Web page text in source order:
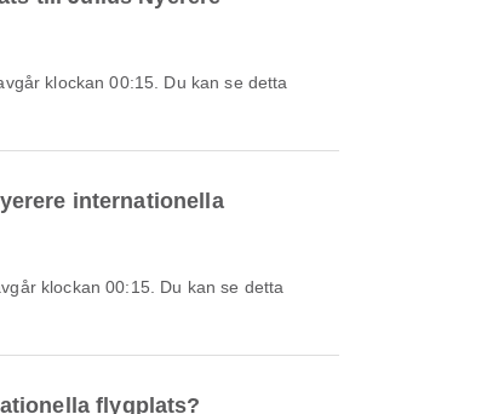
internationella
flygplats?